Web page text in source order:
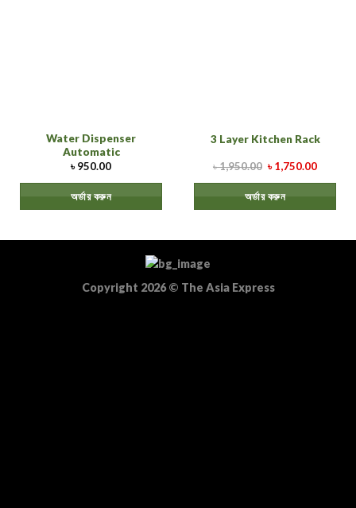
Water Dispenser
Automatic
৳950.00
অর্ডার করুন
3 Layer Kitchen Rack
৳1,950.00 ৳1,750.00
অর্ডার করুন
Copyright 2026© The Asia Express